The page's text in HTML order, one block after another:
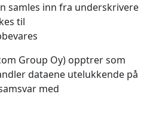
samles inn fra underskrivere
til
Group Oy) opptrer som
dataene utelukkende på
med